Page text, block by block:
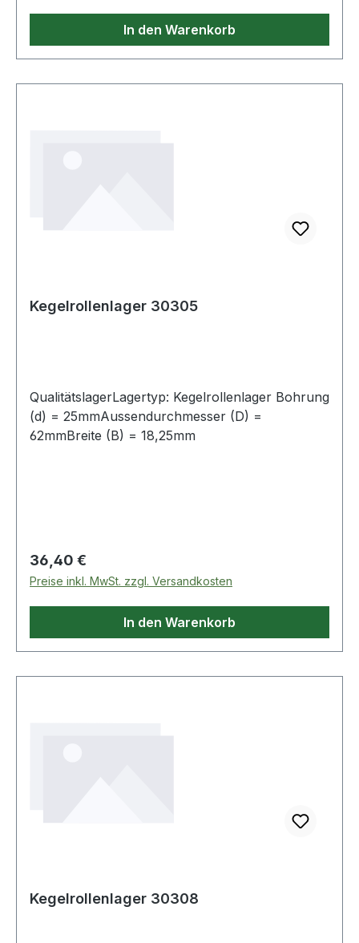
In den Warenkorb
Kegelrollenlager 30305
QualitätslagerLagertyp: Kegelrollenlager Bohrung
(d) = 25mmAussendurchmesser (D) =
62mmBreite (B) = 18,25mm
Regulärer Preis:
36,40 €
Preise inkl. MwSt. zzgl. Versandkosten
In den Warenkorb
Kegelrollenlager 30308